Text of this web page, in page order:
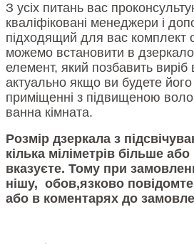
З усіх питань вас
кваліфіковані менеджери і
підходящий для вас комплект
можемо встановити в дзеркало
елемент, який позбавить виріб
актуально якщо ви будете
приміщенні з підвищеною
ванна кімната.
Розмір дзеркала з
кілька міліметрів більше
вказуєте. Тому при
нішу, обов,язково
або в коментарях до